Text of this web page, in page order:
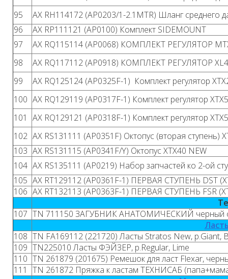
95
AX RH114172 (AP0203/1-2.1MTR) Шланг среднего
96
AX RP111121 (AP0100) Комплект SIDEMOUNT
97
AX RQ115114 (AP0068) КОМПЛЕКТ РЕГУЛЯТОР
98
AX RQ117112 (AP0918) КОМПЛЕКТ РЕГУЛЯТОР
99
AX RQ125124 (AP0325F-1) Комплект регулятор
100 AX RQ129119 (AP0317F-1) Комплект регулятор
101
AX RQ129121 (AP0318F-1) Комплект регулятор
102 AX RS131111 (AP0351F) Октопус (вторая ступень)
103 AX RS131115 (AP0341F/Y) Октопус XTX40 NEW
104 AX RS135111 (AP0219) Набор запчастей ко 2-ой
105 AX RT129112 (AP0361F-1) ПЕРВАЯ СТУПЕНЬ DST
106 AX RT132113 (AP0363F-1) ПЕРВАЯ СТУПЕНЬ FSR
107 TN 711150 ЗАГУБНИК АНАТОМИЧЕСКИЙ черный
108 TN FA169112 (221720) Ласты Stratos New, р.Giant,
109 TN225010 Ласты ФЭЙЗЕР, р.Regular, Lime
110 TN 261879 (201675) Ремешок для ласт Flexar,
111
TN 261872 Пряжка к ластам ТЕХНИСАБ